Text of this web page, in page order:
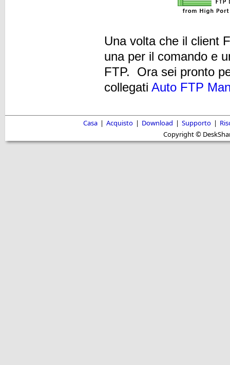
Una volta che il client
una per il comando e
FTP. Ora sei pronto
collegati Auto FTP
Casa | Acquisto | Download | Supporto |
Copyright ©